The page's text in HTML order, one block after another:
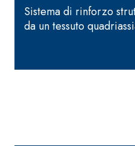
Sistema di rinforzo
da un tessuto